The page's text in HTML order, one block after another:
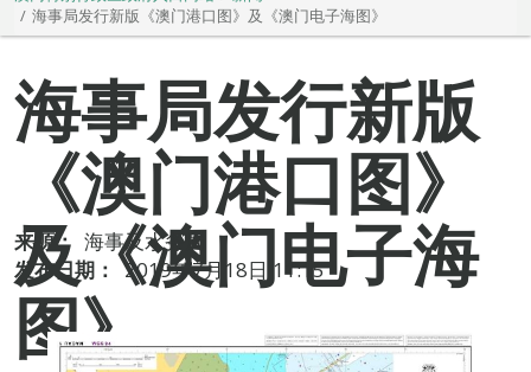
海事局发行新版《澳门港口图》及《澳门电子海图》
海事局发行新版
《澳门港口图》
及《澳门电子海
图》
来源： 海事及水务局
发布日期：
2019年7月18日 11:15